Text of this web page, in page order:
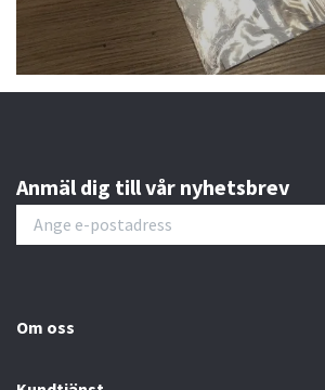
Anmäl dig till vår nyhetsbrev
Om oss